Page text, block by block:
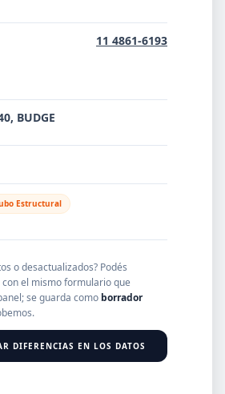
11 4861-6193
BUDGE
Estructural
o desactualizados? Podés
el mismo formulario que
se guarda como borrador
DIFERENCIAS EN LOS DATOS